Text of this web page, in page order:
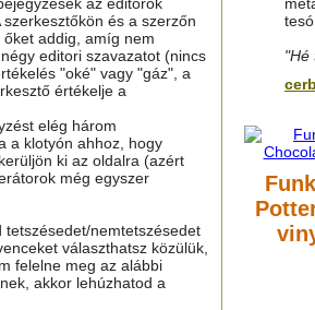
és a szerzőn
addig, amíg nem
editori szavazatot (nincs
"oké" vagy "gáz", a
értékelje a
elég három
a klotyón ahhoz, hogy
ki az oldalra (azért
még egyszer
tetszésedet/nemtetszésedet
választhatsz közülük,
felelne meg az alábbi
akkor lehúzhatod a
"Hé